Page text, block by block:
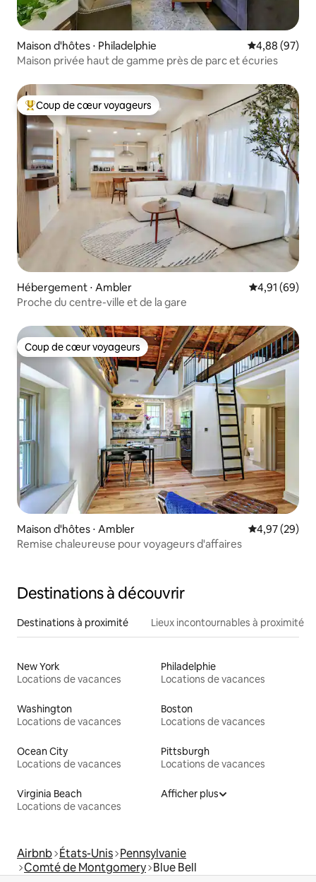
Maison d'hôtes ⋅ Philadelphie Évaluation
4,88 (97)
Maison privée haut de gamme près de parc et écuries
Coups de cœur voyageurs les plus appréciés
Coup de cœur voyageurs
Hébergement ⋅ Ambler Évaluation
4,91 (69)
Proche du centre-ville et de la gare
Coup de cœur voyageurs
Coup de cœur voyageurs
Maison d'hôtes ⋅ Ambler Évaluation
4,97 (29)
Remise chaleureuse pour voyageurs d'affaires
Destinations à découvrir
Destinations à proximité Lieux incontournables à proximité
New York
Locations de vacances
Philadelphie
Locations de vacances
Washington
Locations de vacances
Boston
Locations de vacances
Ocean City
Locations de vacances
Pittsburgh
Locations de vacances
Virginia Beach
Locations de vacances
Afficher plus
Airbnb États-Unis Pennsylvanie
Comté de Montgomery Blue Bell